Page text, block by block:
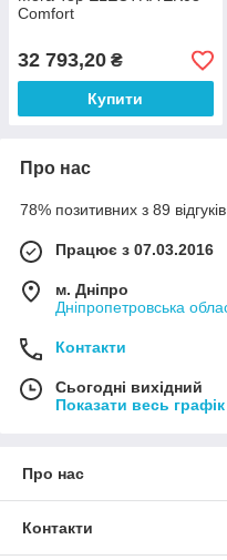
Comfort
32 793,20 ₴
Купити
Про нас
78% позитивних з 89 відгуків
Працює з 07.03.2016
м. Дніпро
Дніпропетровська
Контакти
Сьогодні вихідний
Показати весь
Про нас
Контакти